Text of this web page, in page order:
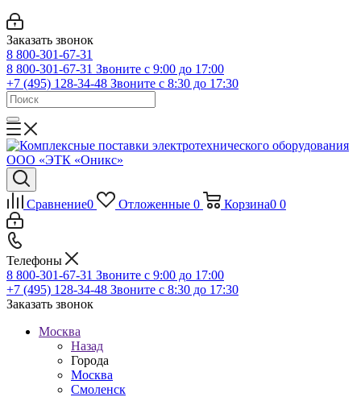
Заказать звонок
8 800-301-67-31
8 800-301-67-31 Звоните с 9:00 до 17:00
+7 (495) 128-34-48 Звоните с 8:30 до 17:30
Сравнение0 Отложенные 0 Корзина0 0
Телефоны
8 800-301-67-31 Звоните с 9:00 до 17:00
+7 (495) 128-34-48 Звоните с 8:30 до 17:30
Заказать звонок
Москва
Назад
Города
Москва
Смоленск